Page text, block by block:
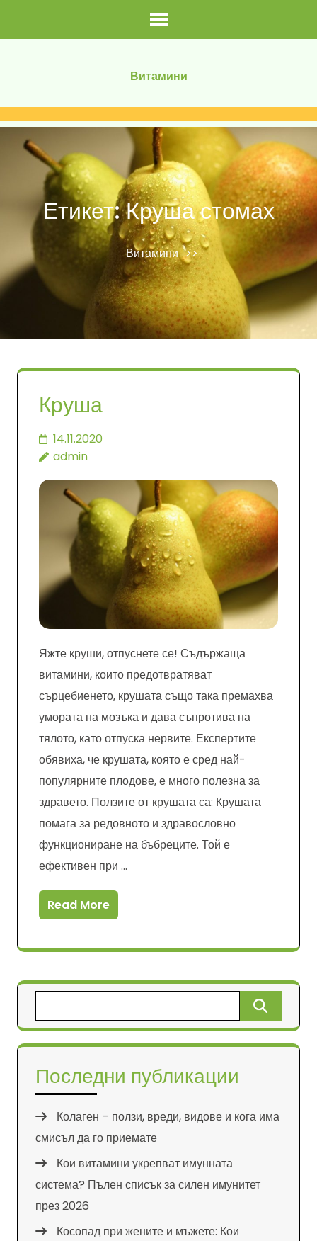
Витамини
Етикет:Круша стомах
Витамини >>
Круша
14.11.2020
admin
Яжте круши, отпуснете се! Съдържаща
витамини, които предотвратяват
сърцебиенето, крушата също така премахва
умората на мозъка и дава съпротива на
тялото, като отпуска нервите. Експертите
обявиха, че крушата, която е сред най-
популярните плодове, е много полезна за
здравето. Ползите от крушата са: Крушата
помага за редовното и здравословно
функциониране на бъбреците. Той е
ефективен при …
Read More
за:
Последни публикации
Колаген – ползи, вреди, видове и кога има
смисъл да го приемате
Кои витамини укрепват имунната
система? Пълен списък за силен имунитет
през 2026
Косопад при жените и мъжете: Кои